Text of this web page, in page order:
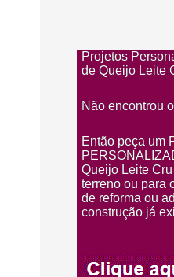
Projetos
de Queijo Leite
Não encontrou
Então peça um
Queijo Leite
terreno ou para
de reforma ou
construção já